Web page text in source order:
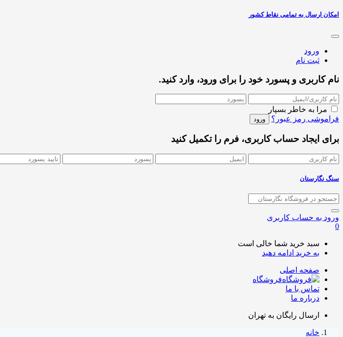
امکان ارسال به تمامی نقاط کشور
ورود
ثبت نام
نام کاربری و پسورد خود را برای ورود، وارد کنید.
مرا به خاطر بسپار
فراموشی رمز عبور؟
برای ایجاد حساب کاربری، فرم را تکمیل کنید
سنگ نگارستان
ورود به حساب کاربری
0
سبد خرید شما خالی است
به خرید ادامه دهید
صفحه اصلی
فروشگاه
تماس با ما
درباره ما
ارسال رایگان به تهران
خانه